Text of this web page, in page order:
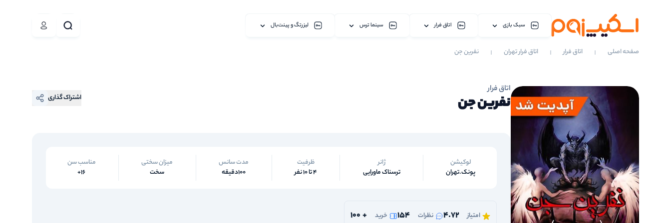
سبک بازی اتاق فرار سینما ترس لیزرتگ و پینت‌بال
صفحه اصلی اتاق فرار اتاق فرار تهران نفرین جن
اتاق فرار
نفرین جن اشتراک گذاری
لوکیشن
پونک.تهران
ژانر
ترسناک ماورایی
ظرفیت
4 تا 10 نفر
مدت سانس
100دقیقه
میزان سختی
سخت
مناسب سن
16+
امتیاز 4.72 نظرات 154 خرید +
100